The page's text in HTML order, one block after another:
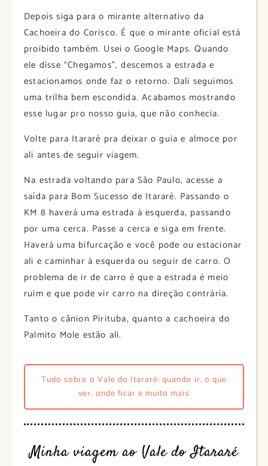
Depois siga para o mirante alternativo da
Cachoeira do Corisco. É que o mirante oficial está
proibido também. Usei o Google Maps. Quando
ele disse “Chegamos”, descemos a estrada e
estacionamos onde faz o retorno. Dali seguimos
uma trilha bem escondida. Acabamos mostrando
esse lugar pro nosso guia, que não conhecia.
Volte para Itararé pra deixar o guia e almoce por
ali antes de seguir viagem.
Na estrada voltando para São Paulo, acesse a
saída para Bom Sucesso de Itararé. Passando o
KM 8 haverá uma estrada à esquerda, passando
por uma cerca. Passe a cerca e siga em frente.
Haverá uma bifurcação e você pode ou estacionar
ali e caminhar à esquerda ou seguir de carro. O
problema de ir de carro é que a estrada é meio
ruim e que pode vir carro na direção contrária.
Tanto o cânion Pirituba, quanto a cachoeira do
Palmito Mole estão ali.
Tudo sobre o Vale do Itararé: quando ir, o que
ver, onde ficar e muito mais
Minha viagem ao Vale do Itararé